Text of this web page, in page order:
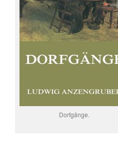
Dorfgänge.